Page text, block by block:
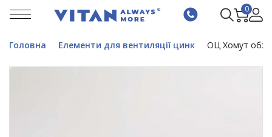
0
Головна Елементи для вентиляції цинк ОЦ Хомут